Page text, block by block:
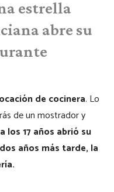
estrella
abre su
de cocinera. Lo
de un mostrador y
a los 17 años abrió su
años más tarde, la